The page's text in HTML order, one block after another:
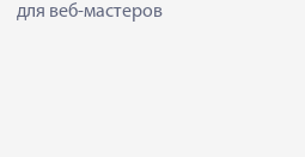
для веб-мастеров